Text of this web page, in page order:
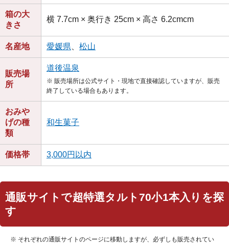
箱の大
きさ
横 7.7cm × 奥行き 25cm × 高さ 6.2cmcm
名産地 愛媛県 松山
販売場
所
道後温泉
※ 販売場所は公式サイト・現地で直接確認していますが、販売
終了している場合もあります。
おみや
げの種
類
和生菓子
価格帯 3,000円以内
通販サイトで超特選タルト70小1本入りを探
す
※ それぞれの通販サイトのページに移動しますが、必ずしも販売されてい